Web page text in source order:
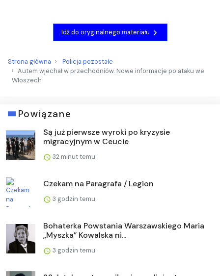
Idź do oryginalnego materiału
Strona główna
Policja pozostałe
Autem wjechał w przechodniów. Nowe informacje po ataku we
Włoszech
Powiązane
Są już pierwsze wyroki po kryzysie
migracyjnym w Ceucie
32 minut temu
Czekam na Paragrafa / Legion
3 godzin temu
Bohaterka Powstania Warszawskiego Maria
„Myszka” Kowalska ni...
3 godzin temu